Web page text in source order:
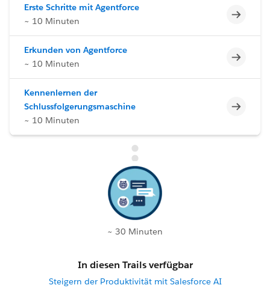
Erste Schritte mit Agentforce
~ 10 Minuten
Erkunden von Agentforce
~ 10 Minuten
Kennenlernen der
Schlussfolgerungsmaschine
~ 10 Minuten
~ 30 Minuten
In diesen Trails verfügbar
Steigern der Produktivität mit Salesforce AI